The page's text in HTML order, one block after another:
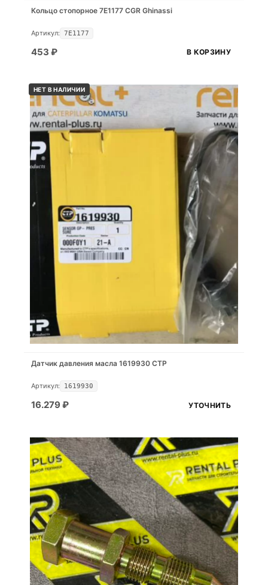
Кольцо стопорное 7E1177 CGR Ghinassi
Артикул: 7E1177
453 ₽ В КОРЗИНУ
НЕТ В НАЛИЧИИ
Датчик давления масла 1619930 CTP
Артикул: 1619930
16.279 ₽ УТОЧНИТЬ